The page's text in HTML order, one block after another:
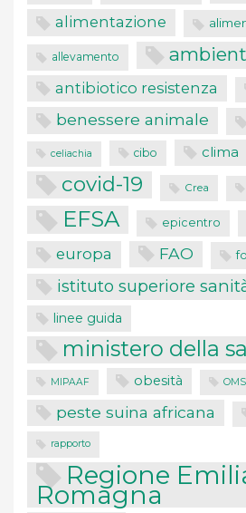
alimentazione
allevamento
antibiotico resistenza
benessere animale
celiachia cibo clima
covid-19 Crea
EFSA epicentro
europa FAO
istituto superiore
linee guida
ministero della
MIPAAF obesità OMS
peste suina africana
rapporto
Regione
Romagna